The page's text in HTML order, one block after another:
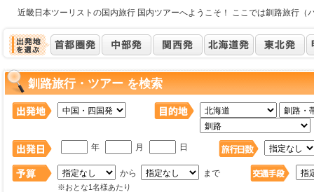
近畿日本ツーリストの国内旅行 国内ツアーへようこそ！ ここでは釧路旅行（
釧路旅行・ツアー を検索
年 月 日
から まで
※おとな1名様あたり